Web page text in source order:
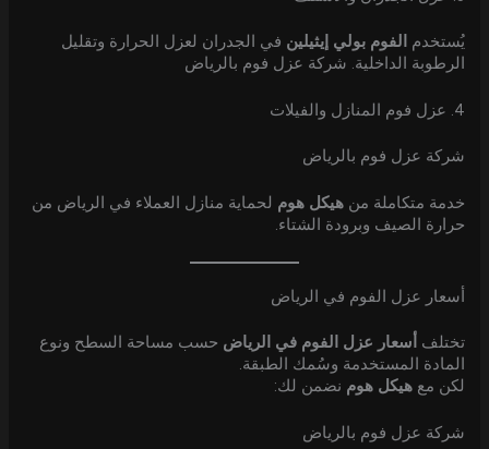
يُستخدم الفوم بولي إيثيلين في الجدران لعزل الحرارة وتقليل
الرطوبة الداخلية. شركة عزل فوم بالرياض
4. عزل فوم المنازل والفيلات
شركة عزل فوم بالرياض
خدمة متكاملة منهيكل هوم لحماية منازل العملاء في الرياض من
حرارة الصيف وبرودة الشتاء.
أسعار عزل الفوم في الرياض
تختلف أسعار عزل الفوم في الرياض حسب مساحة السطح ونوع
المادة المستخدمة وسُمك الطبقة.
لكن معهيكل هوم نضمن لك:
شركة عزل فوم بالرياض